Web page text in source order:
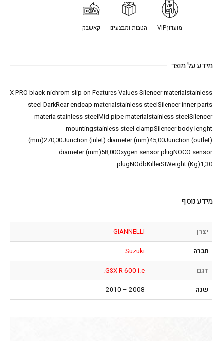
מועדון VIP הטבות ומבצעים קאשבק
מידע על מוצר
X-PRO black nichrom slip on Features Values Silencer materialstainless
steel DarkRear endcap materialstainless steelSilencer inner parts
materialstainless steelMid-pipe materialstainless steelSilencer
mountingstainless steel clampSilencer body lenght
(mm)270,00Junction (inlet) diameter (mm)45,00Junction (outlet)
diameter (mm)58,00Oxygen sensor plugNOCO sensor
plugNOdbKillerSIWeight (Kg)1,30
מידע נוסף
יצרן
GIANNELLI
חברה
Suzuki
דגם
GSX-R 600 i.e.
שנה
2008 – 2010